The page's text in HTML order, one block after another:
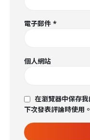
電子郵件 *
個人網站
在瀏覽器中保存
下次發表評論時使用。